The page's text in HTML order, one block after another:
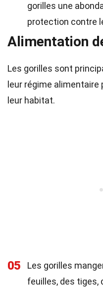
gorilles une
protection contre
Alimentation
Les gorilles sont
leur régime
leur habitat.
05
Les gorilles
feuilles, des tiges,